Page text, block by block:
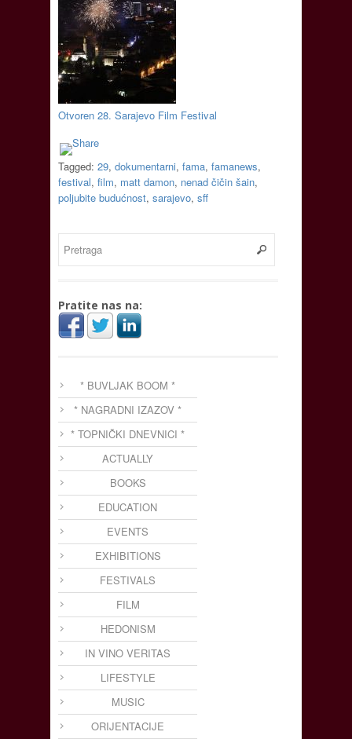
Otvoren 28. Sarajevo Film Festival
Tagged: 29, dokumentarni, fama, famanews,
festival, film, matt damon, nenad čičin šain,
poljubite budućnost, sarajevo, sff
Pratite nas na:
* BUVLJAK BOOM *
* NAGRADNI IZAZOV *
* TOPNIČKI DNEVNICI *
ACTUALLY
BOOKS
EDUCATION
EVENTS
EXHIBITIONS
FESTIVALS
FILM
HEDONISM
IN VINO VERITAS
LIFESTYLE
MUSIC
ORIJENTACIJE